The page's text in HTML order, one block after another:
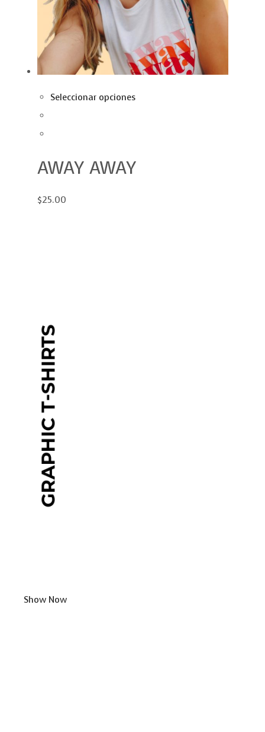
Seleccionar opciones
AWAY AWAY
$25.00
Show Now